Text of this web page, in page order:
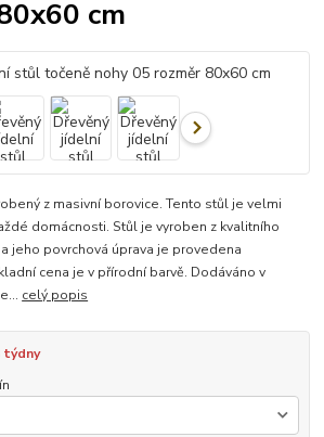
cm
z masivní borovice. Tento stůl je velmi
domácnosti. Stůl je vyroben z kvalitního
jeho povrchová úprava je provedena
cena je v přírodní barvě. Dodáváno v
celý popis
týdny